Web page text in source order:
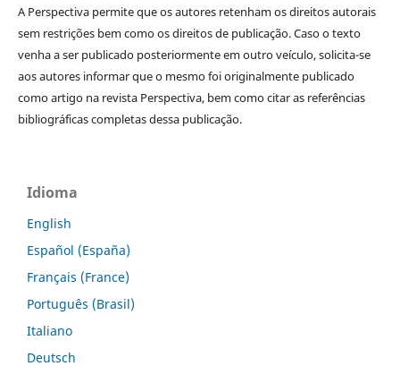
A Perspectiva permite que os autores retenham os direitos autorais
sem restrições bem como os direitos de publicação. Caso o texto
venha a ser publicado posteriormente em outro veículo, solicita-se
aos autores informar que o mesmo foi originalmente publicado
como artigo na revista Perspectiva, bem como citar as referências
bibliográficas completas dessa publicação.
Idioma
English
Español (España)
Français (France)
Português (Brasil)
Italiano
Deutsch